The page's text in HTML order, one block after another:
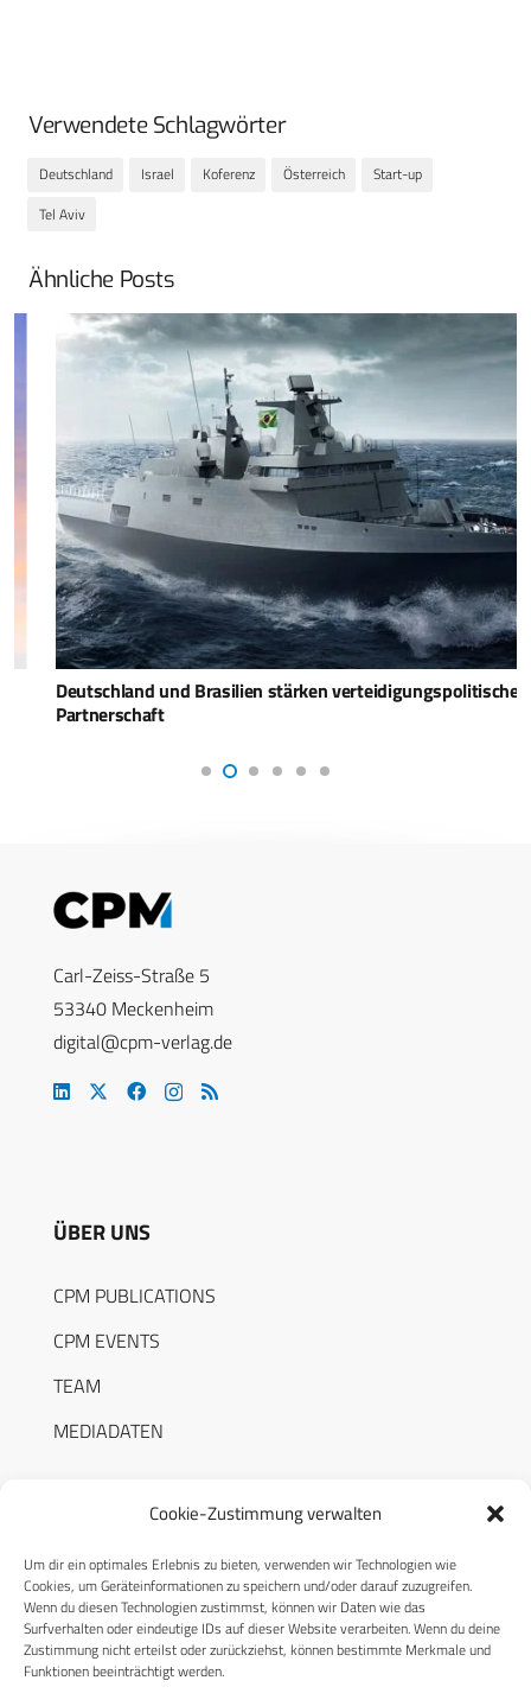
Cookie-Zustimmung verwalten
Um dir ein optimales Erlebnis zu bieten, verwenden wir Technologien wie
Cookies, um Geräteinformationen zu speichern und/oder darauf zuzugreifen.
Wenn du diesen Technologien zustimmst, können wir Daten wie das
Surfverhalten oder eindeutige IDs auf dieser Website verarbeiten. Wenn du deine
Zustimmung nicht erteilst oder zurückziehst, können bestimmte Merkmale und
Funktionen beeinträchtigt werden.
Verwendete Schlagwörter
Deutschland Israel Koferenz Österreich
Start-up
Tel Aviv
Ähnliche Posts
Deutschland und Brasilien stärken verteidigungspolitische
Partnerschaft
Carl-Zeiss-Straße 5
53340 Meckenheim
digital@cpm-verlag.de
ÜBER UNS
CPM PUBLICATIONS
CPM EVENTS
TEAM
MEDIADATEN
RECHTLICHES
Datenschutzerklärung
Cookie-Richtlinie (EU)